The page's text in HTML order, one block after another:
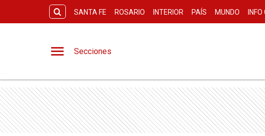
SANTA FE ROSARIO INTERIOR PAÍS MUNDO
Secciones